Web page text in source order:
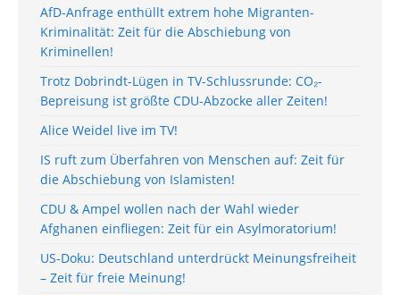
AfD-Anfrage enthüllt extrem hohe Migranten-
Kriminalität: Zeit für die Abschiebung von
Kriminellen!
Trotz Dobrindt-Lügen in TV-Schlussrunde: CO₂-
Bepreisung ist größte CDU-Abzocke aller Zeiten!
Alice Weidel live im TV!
IS ruft zum Überfahren von Menschen auf: Zeit für
die Abschiebung von Islamisten!
CDU & Ampel wollen nach der Wahl wieder
Afghanen einfliegen: Zeit für ein Asylmoratorium!
US-Doku: Deutschland unterdrückt Meinungsfreiheit
– Zeit für freie Meinung!